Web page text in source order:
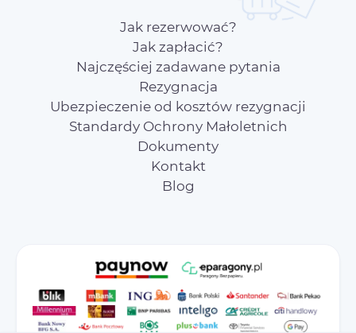
Jak rezerwować?
Jak zapłacić?
Najczęściej zadawane pytania
Rezygnacja
Ubezpieczenie od kosztów rezygnacji
Standardy Ochrony Małoletnich
Dokumenty
Kontakt
Blog